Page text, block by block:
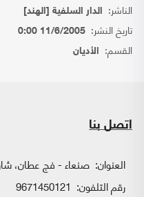
الناشر: الدار السلفية [الهند]
تاريخ النشر: 11/6/2005 0:00
القسم: الأديان
اتصل بنا
العنوان: صنعاء - فج عطان،
رقم التلفون: 9671450121